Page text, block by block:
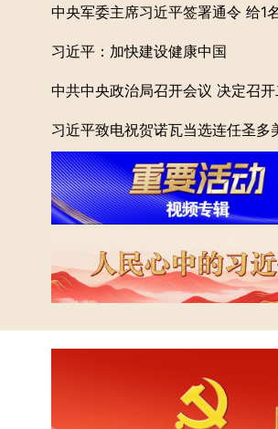
中央军委主席习近平签署通令 给1
习近平：加快建设健康中国